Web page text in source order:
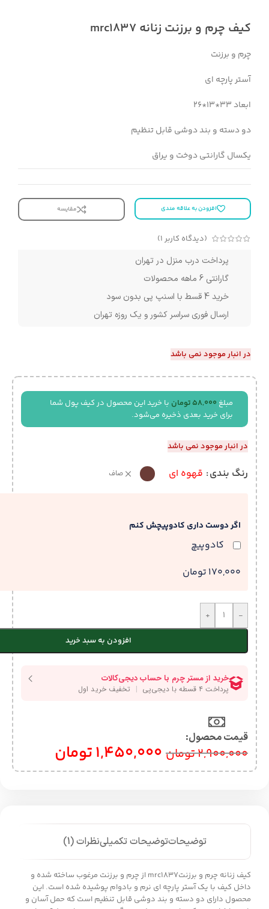
کیف چرم و برزنت زنانه mrc1837
چرم و برزنت
آستر پارچه ای
ابعاد 33*13*26
دو دسته و بند دوشی قابل تنظیم
یکسال گارانتی دوخت و یراق
افزودن به علاقه مندی مقایسه
(دیدگاه کاربر 1
)
پرداخت درب منزل در تهران
گارانتی 6 ماهه محصولات
خرید 4 قسط با اسنپ پی بدون سود
ارسال فوری سراسر کشور و یک روزه تهران
در انبار موجود نمی باشد
مبلغ 58,000 تومان با خرید این محصول در کیف پول شما
برای خرید بعدی ذخیره می‌شود.
در انبار موجود نمی باشد
رنگ بندی قهوه ای صاف
اگر دوست داری کادوپیچش کنم
کادوپیچ
170,000 تومان
-
+
افزودن به سبد خرید
قیمت محصول:​
2,900,000تومان 1,450,000تومان
توضیحاتتوضیحات تکمیلینظرات (1)
کیف زنانه چرم و برزنتmrc1837 از چرم و برزنت مرغوب ساخته شده و
داخل کیف با یک آستر پارچه ای نرم و بادوام پوشیده شده است. این
محصول دارای دو دسته و بند دوشی قابل تنظیم است که حمل آسان و